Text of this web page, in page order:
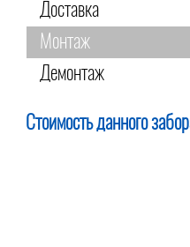
Доставка
Монтаж
Демонтаж
Стоимость данного